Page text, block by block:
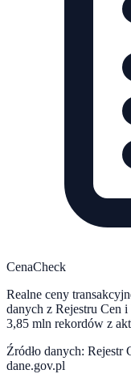
CenaCheck
Realne ceny
danych z Rejestru Cen
3,85 mln rekordów z
Źródło danych:
dane.gov.pl